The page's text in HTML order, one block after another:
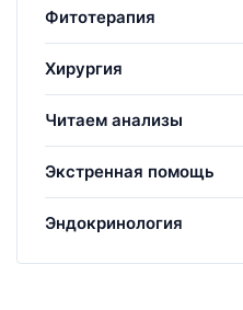
Фитотерапия
Хирургия
Читаем анализы
Экстренная помощь
Эндокринология